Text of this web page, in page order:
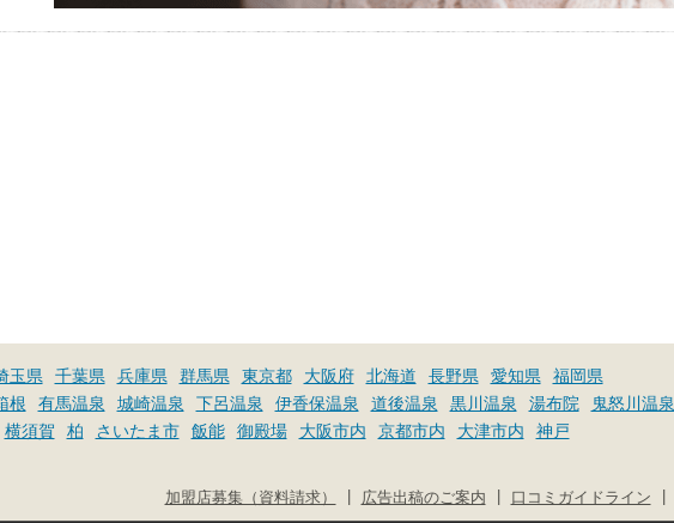
玉県 千葉県 兵庫県 群馬県 東京都 大阪府 北海道 長野県 愛知県
福岡県
根 有馬温泉 城崎温泉 下呂温泉 伊香保温泉 道後温泉 黒川温泉 湯布院
鬼怒川温泉
横須賀 柏 さいたま市 飯能 御殿場 大阪市内 京都市内 大津市内
神戸
口コミガイドライン
広告出稿のご案内
加盟店募集（資料請求）